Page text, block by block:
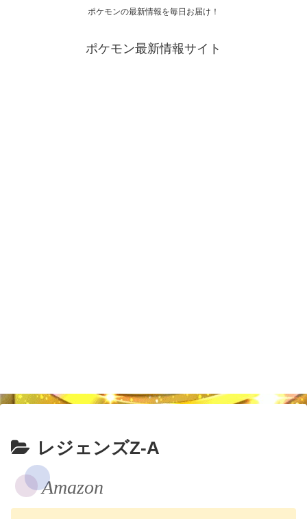
ポケモンの最新情報を毎日お届け！
ポケモン最新情報サイト
レジェンズZ-A
Amazon